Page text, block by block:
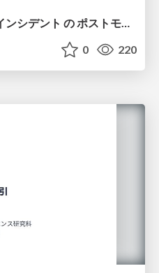
大黒市で発生した大規模インシデント の ポストモーテムから読み解く、 記憶媒体消去の大切さ
0 220